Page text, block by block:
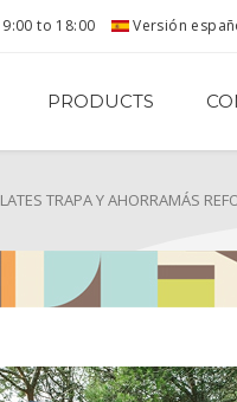
to 18:00 Versión
PRODUCTS
TRAPA Y AHORRAMÁS